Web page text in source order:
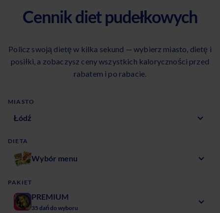
Cennik diet pudełkowych
Policz swoją dietę w kilka sekund — wybierz miasto, dietę i
posiłki, a zobaczysz ceny wszystkich kaloryczności przed
rabatem i po rabacie.
MIASTO
DIETA
Wybór menu
PAKIET
PREMIUM
35 dań do wyboru